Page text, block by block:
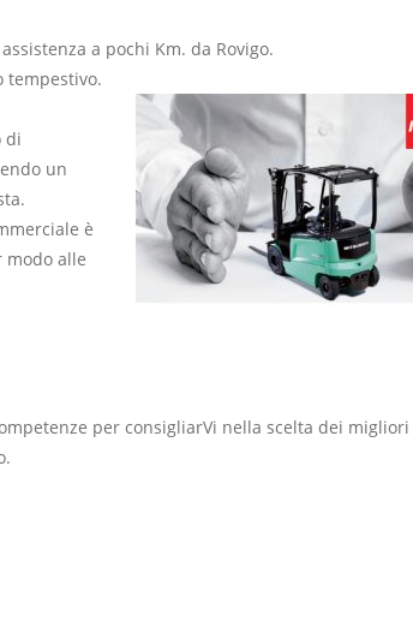
a pochi Km. da Rovigo.
tempestivo.
di
un
è
alle
per consigliarVi nella scelta dei